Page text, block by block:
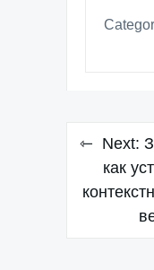
записям
Next:
как